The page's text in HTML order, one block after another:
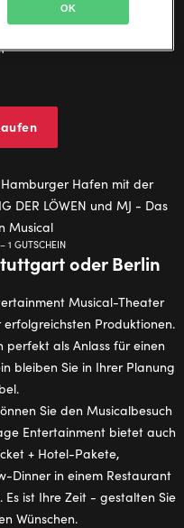
1 GUTSCHEIN
oder Berlin
Musical-Theater
Produktionen.
perfekt als Anlass für einen
bleiben Sie in Ihrer Planung
Sie den Musicalbesuch
Entertainment bietet auch
+ Hotel-Pakete,
Dinner in einem Restaurant
ist Ihre Zeit - gestalten Sie
Wünschen.
OK